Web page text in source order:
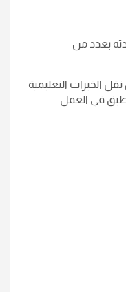
بعدد من
الخبرات التعليمية
تطبق في العمل